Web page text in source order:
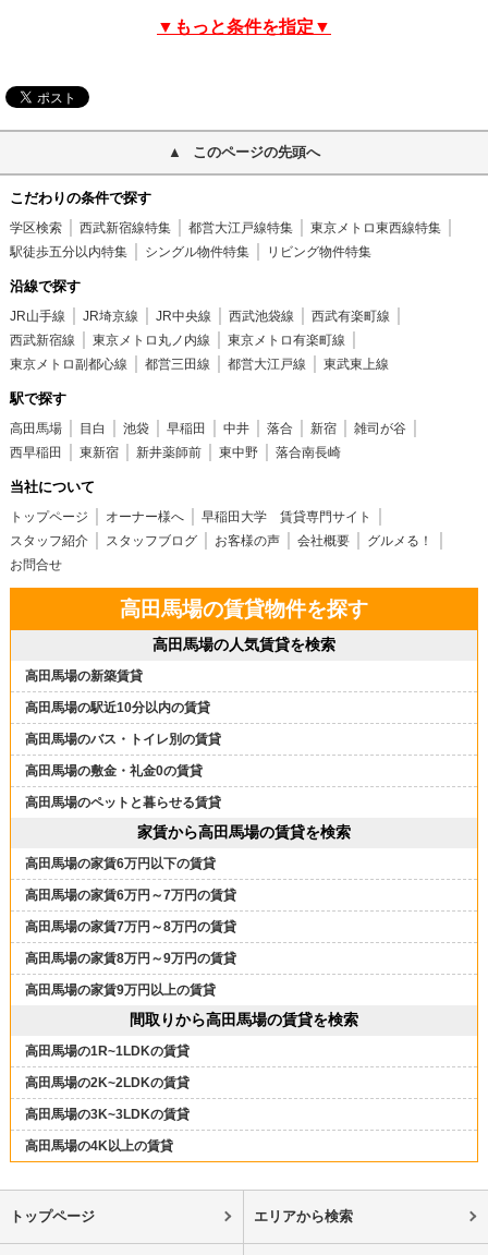
▼もっと条件を指定▼
このページの先頭へ
こだわりの条件で探す
学区検索 西武新宿線特集 都営大江戸線特集
東京メトロ東西線特集
駅徒歩五分以内特集
シングル物件特集 リビング物件特集
沿線で探す
JR山手線 JR埼京線 JR中央線 西武池袋線
西武有楽町線
西武新宿線
東京メトロ丸ノ内線
東京メトロ有楽町線
東京メトロ副都心線
都営三田線 都営大江戸線 東武東上線
駅で探す
高田馬場 目白 池袋 早稲田 中井 落合 新宿
雑司が谷
西早稲田
東新宿 新井薬師前 東中野 落合南長崎
当社について
トップページ オーナー様へ
早稲田大学 賃貸専門サイト
スタッフ紹介
スタッフブログ お客様の声 会社概要
グルメる！
お問合せ
高田馬場の賃貸物件を探す
高田馬場の人気賃貸を検索
高田馬場の新築賃貸
高田馬場の駅近10分以内の賃貸
高田馬場のバス・トイレ別の賃貸
高田馬場の敷金・礼金0の賃貸
高田馬場のペットと暮らせる賃貸
家賃から高田馬場の賃貸を検索
高田馬場の家賃6万円以下の賃貸
高田馬場の家賃6万円～7万円の賃貸
高田馬場の家賃7万円～8万円の賃貸
高田馬場の家賃8万円～9万円の賃貸
高田馬場の家賃9万円以上の賃貸
間取りから高田馬場の賃貸を検索
高田馬場の1R~1LDKの賃貸
高田馬場の2K~2LDKの賃貸
高田馬場の3K~3LDKの賃貸
高田馬場の4K以上の賃貸
トップページ エリアから検索